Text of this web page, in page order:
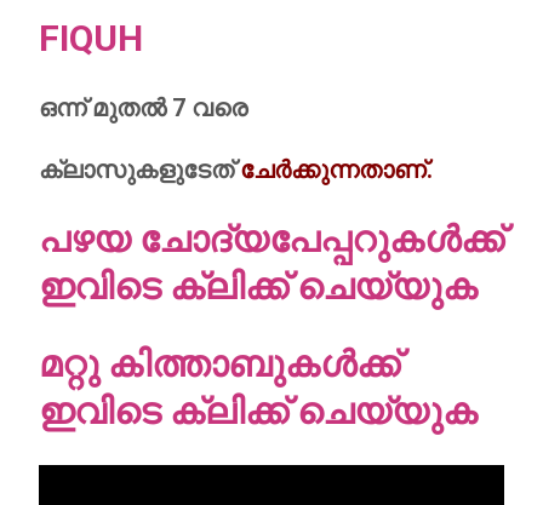
FIQUH
ഒന്ന് മുതല്‍ 7 വരെ
ക്ലാസുകളുടേത്ചേര്‍ക്കുന്നതാണ്.
പഴയ ചോദ്യപേപ്പറുകള്‍ക്ക്
ഇവിടെ ക്ലിക്ക് ചെയ്യുക
മറ്റു കിത്താബുകള്‍ക്ക്
ഇവിടെ ക്ലിക്ക് ചെയ്യുക